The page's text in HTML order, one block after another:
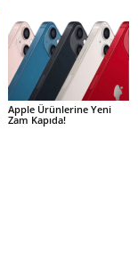
Apple Ürünlerine Yeni
Zam Kapıda!